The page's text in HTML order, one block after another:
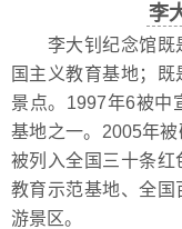
李
李大钊纪念馆既是
国主义教育基地；
景点。1997年6被中
基地之一。2005年
被列入全国三十条红
教育示范基地、全
游景区。